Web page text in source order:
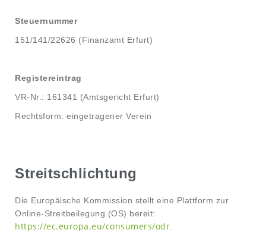
Steuernummer
151/141/22626 (Finanzamt Erfurt)
Registereintrag
VR-Nr.: 161341 (Amtsgericht Erfurt)
Rechtsform: eingetragener Verein
Streitschlichtung
Die Europäische Kommission stellt eine Plattform zur
Online-Streitbeilegung (OS) bereit:
https://ec.europa.eu/consumers/odr